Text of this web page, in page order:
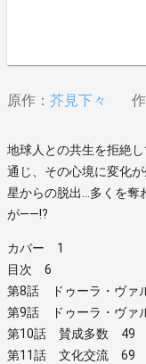
原作： 芥見下々
地球人との共生を拒絶
通じ、その心境に変化
星からの脱出…多くを奪
が――!?
カバー 1
目次 6
第8話 ドゥーラ・ヴァ
第9話 ドゥーラ・ヴァ
第10話 賛成多数 49
第11話 文化交流 69